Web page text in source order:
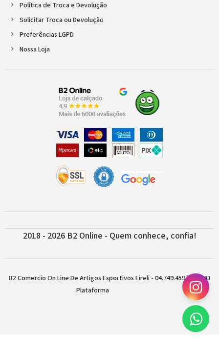
Política de Troca e Devolução
Solicitar Troca ou Devolução
Preferências LGPD
Nossa Loja
2018 - 2026 B2 Online - Quem conhece, confia!
B2 Comercio On Line De Artigos Esportivos Eireli - 04.749.459/0001-43
Plataforma